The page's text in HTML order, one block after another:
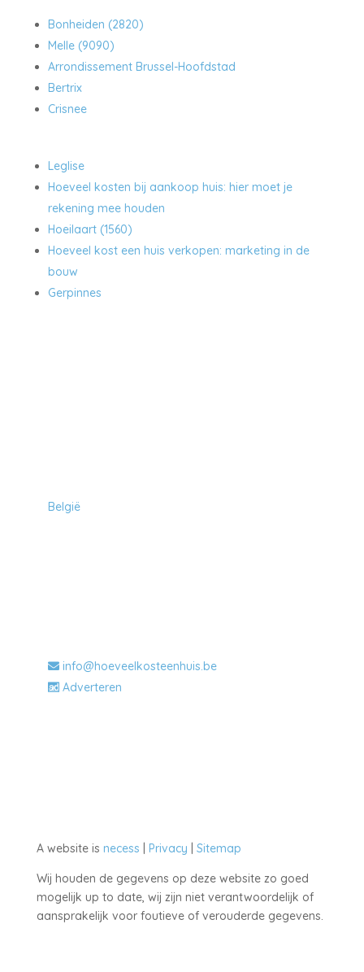
Bonheiden (2820)
Melle (9090)
Arrondissement Brussel-Hoofdstad
Bertrix
Crisnee
Leglise
Hoeveel kosten bij aankoop huis: hier moet je
rekening mee houden
Hoeilaart (1560)
Hoeveel kost een huis verkopen: marketing in de
bouw
Gerpinnes
België
info@hoeveelkosteenhuis.be
Adverteren
A website is necess Privacy Sitemap
Wij houden de gegevens op deze website zo goed
mogelijk up to date, wij zijn niet verantwoordelijk of
aansprakelijk voor foutieve of verouderde gegevens.